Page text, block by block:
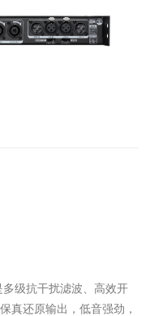
级抗干扰滤波、高效开
真还原输出，低音强劲，